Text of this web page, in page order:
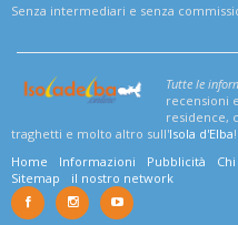
Senza intermediari e senza
Tutte le
recensioni
residence,
traghetti e molto altro sull'Isola d'Elba!
Home
Informazioni Pubblicità
Sitemap
il nostro network